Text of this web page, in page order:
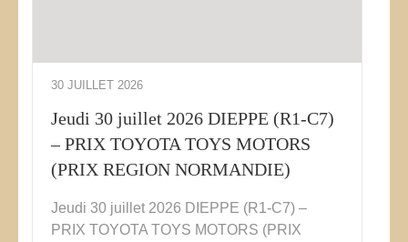
30 JUILLET 2026
Jeudi 30 juillet 2026 DIEPPE (R1-C7)
– PRIX TOYOTA TOYS MOTORS
(PRIX REGION NORMANDIE)
Jeudi 30 juillet 2026 DIEPPE (R1-C7) –
PRIX TOYOTA TOYS MOTORS (PRIX